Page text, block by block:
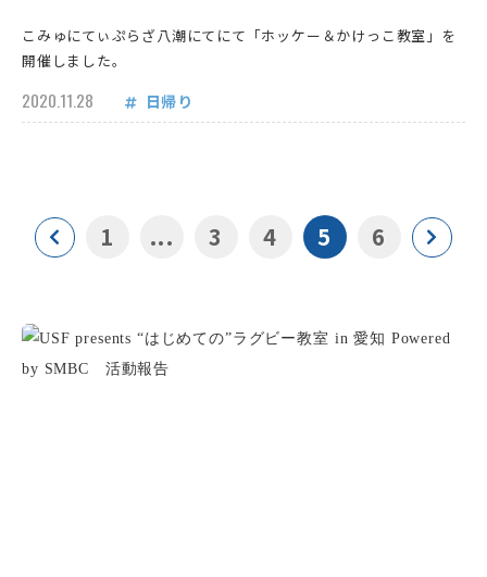
こみゅにてぃぷらざ八潮にてにて「ホッケー＆かけっこ教室」を
開催しました。
2020.11.28 日帰り
1 ... 3 4 5 6